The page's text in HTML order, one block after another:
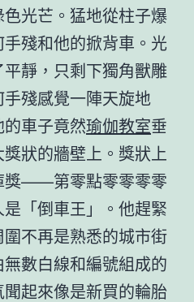
光芒。猛地從柱子爆
殘和他的掀背車。光
靜，只剩下獨角獸雕
殘感覺一陣天旋地
車子竟然瑜伽教室垂
狀的牆壁上。獎狀上
獎——第零點零零零零
「倒車王」。他趕緊
不再是熟悉的城市街
數白線和編號組成的
起來像是新買的輪胎